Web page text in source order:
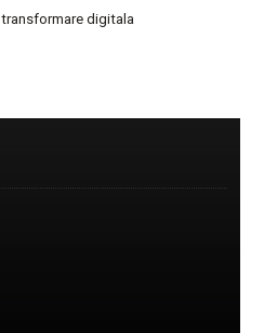
transformare digitala